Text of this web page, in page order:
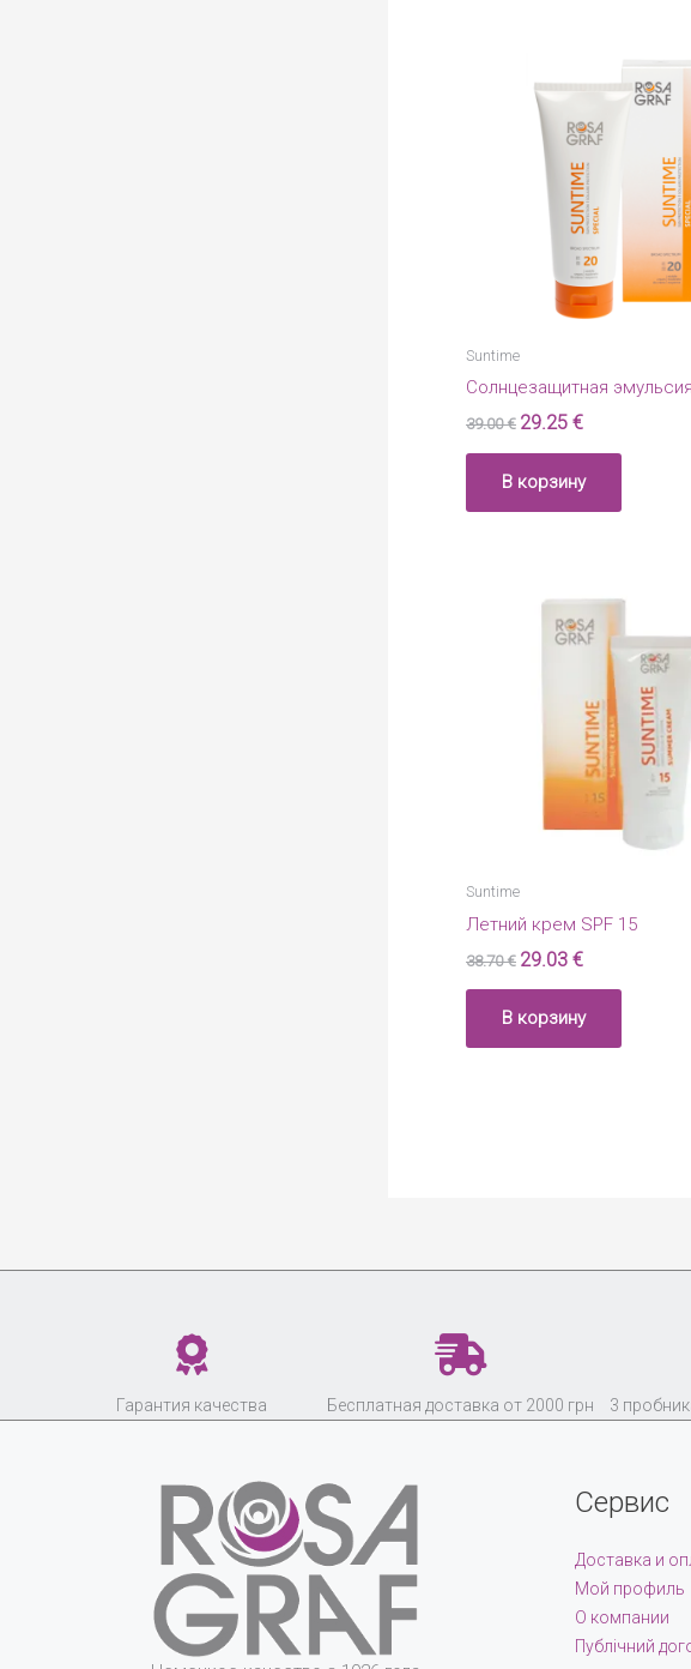
Suntime
Солнцезащитная
39.00€ 29.25€
В корзину
Suntime
Летний крем SPF 15
38.70€ 29.03€
В корзину
Гарантия качества Бесплатная доставка от 2000 грн 3
Сервис
Доставка и
Мой профиль
О компании
Публічний